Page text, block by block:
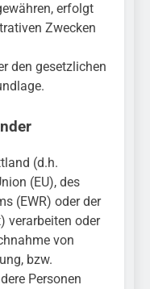
erfolgt
Zwecken
den gesetzlichen
(d.h.
(EU), des
(EWR) oder der
verarbeiten oder
von
bzw.
Personen